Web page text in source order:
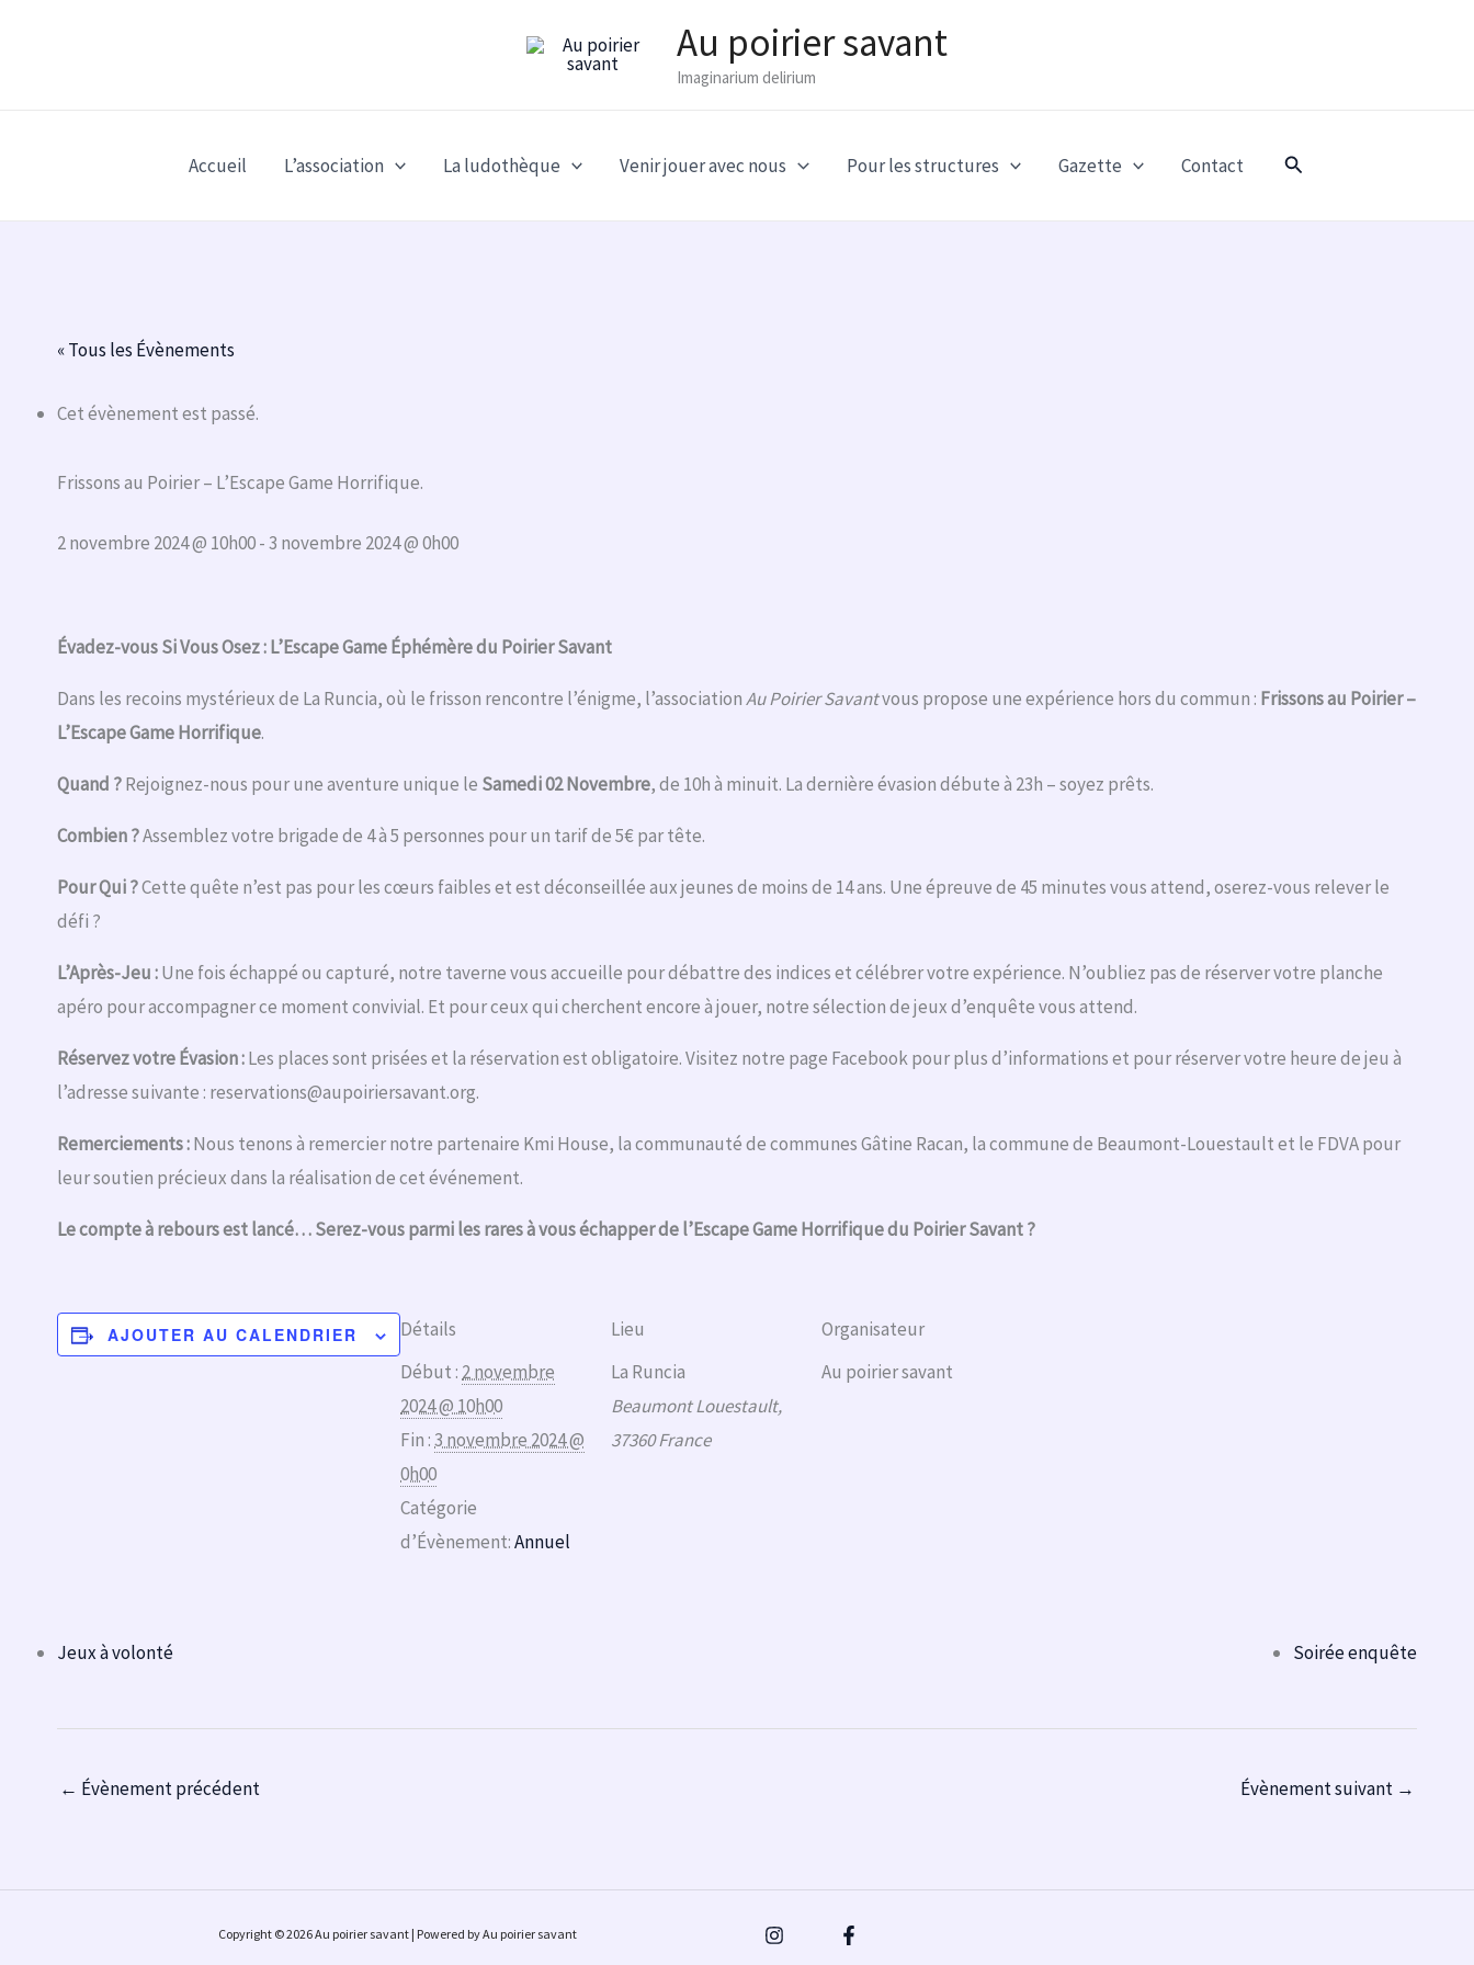
Au poirier savant
Imaginarium delirium
Accueil L’association La ludothèque Venir jouer avec nous Pour les structures Gazette Contact Rechercher
« Tous les Évènements
Cet évènement est passé.
Frissons au Poirier – L’Escape Game Horrifique.
2 novembre 2024 @ 10h00-3 novembre 2024 @ 0h00
Évadez-vous Si Vous Osez : L’Escape Game Éphémère du Poirier Savant
Dans les recoins mystérieux de La Runcia, où le frisson rencontre l’énigme, l’associationAu Poirier Savantvous propose une expérience hors du commun : Frissons au Poirier –
L’Escape Game Horrifique.
Quand ?Rejoignez-nous pour une aventure unique le Samedi 02 Novembre, de 10h à minuit. La dernière évasion débute à 23h – soyez prêts.
Combien ?Assemblez votre brigade de 4 à 5 personnes pour un tarif de 5€ par tête.
Pour Qui ?Cette quête n’est pas pour les cœurs faibles et est déconseillée aux jeunes de moins de 14 ans. Une épreuve de 45 minutes vous attend, oserez-vous relever le
défi ?
L’Après-Jeu :Une fois échappé ou capturé, notre taverne vous accueille pour débattre des indices et célébrer votre expérience. N’oubliez pas de réserver votre planche
apéro pour accompagner ce moment convivial. Et pour ceux qui cherchent encore à jouer, notre sélection de jeux d’enquête vous attend.
Réservez votre Évasion :Les places sont prisées et la réservation est obligatoire. Visitez notre page Facebook pour plus d’informations et pour réserver votre heure de jeu à
l’adresse suivante : reservations@aupoiriersavant.org.
Remerciements :Nous tenons à remercier notre partenaire Kmi House, la communauté de communes Gâtine Racan, la commune de Beaumont-Louestault et le FDVA pour
leur soutien précieux dans la réalisation de cet événement.
Le compte à rebours est lancé… Serez-vous parmi les rares à vous échapper de l’Escape Game Horrifique du Poirier Savant ?
AJOUTER AU CALENDRIER
Détails
Début : 2 novembre
2024 @ 10h00
Fin :3 novembre 2024 @
0h00
Catégorie
d’Évènement:Annuel
Lieu
La Runcia
Beaumont Louestault,
37360France
Organisateur
Au poirier savant
Jeux à volonté Soirée enquête
← Évènement précédent Évènement suivant →
Copyright © 2026 Au poirier savant | Powered by Au poirier savant